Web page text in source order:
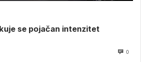
se pojačan intenzitet
0